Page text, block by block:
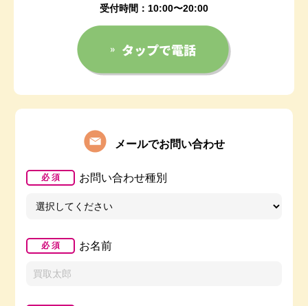
受付時間：10:00〜20:00
メールでお問い合わせ
必 須 お問い合わせ種別
必 須 お名前